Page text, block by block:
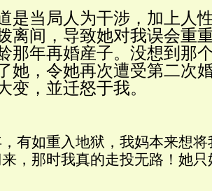
是当局人为干涉，加上人
离间，导致她对我误会重
那年再婚産子。没想到那
她，令她再次遭受第二次
变，並迁怒于我。
有如重入地狱，我妈本来想
，那时我真的走投无路！她